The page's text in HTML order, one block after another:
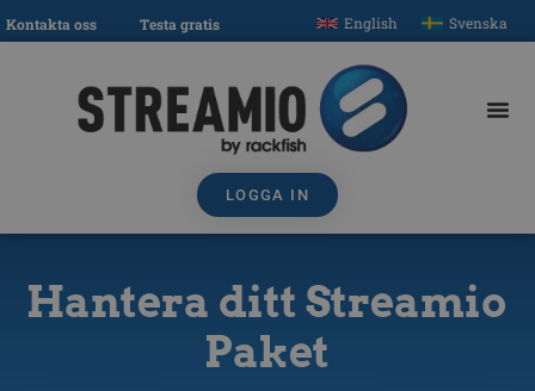
Kontakta oss Testa gratis English Svenska
LOGGA IN
Hantera ditt Streamio
Paket